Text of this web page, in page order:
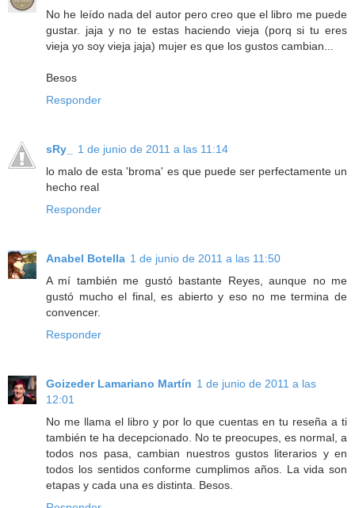
No he leído nada del autor pero creo que el libro me puede
gustar. jaja y no te estas haciendo vieja (porq si tu eres
vieja yo soy vieja jaja) mujer es que los gustos cambian...
Besos
Responder
sRy_
1 de junio de 2011 a las 11:14
lo malo de esta 'broma' es que puede ser perfectamente un
hecho real
Responder
Anabel Botella 1 de junio de 2011 a las 11:50
A mí también me gustó bastante Reyes, aunque no me
gustó mucho el final, es abierto y eso no me termina de
convencer.
Responder
Goizeder Lamariano Martín 1 de junio de 2011 a las
12:01
No me llama el libro y por lo que cuentas en tu reseña a ti
también te ha decepcionado. No te preocupes, es normal, a
todos nos pasa, cambian nuestros gustos literarios y en
todos los sentidos conforme cumplimos años. La vida son
etapas y cada una es distinta. Besos.